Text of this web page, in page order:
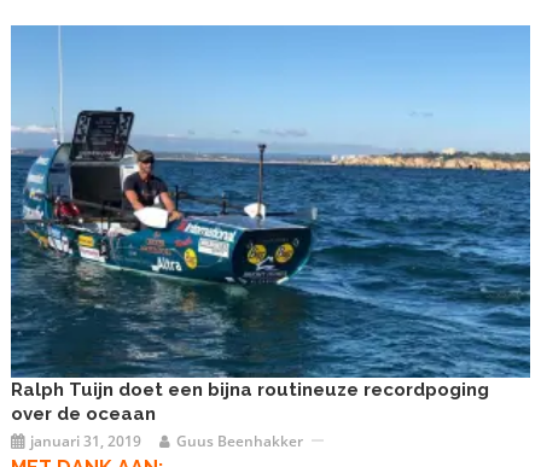
Ralph Tuijn doet een bijna routineuze recordpoging
over de oceaan
januari 31, 2019 Guus Beenhakker